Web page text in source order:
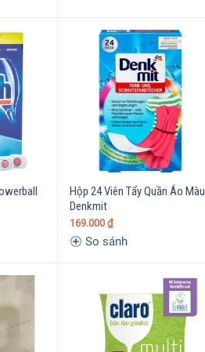
Hộp 24 Viên Tẩy Quần Áo Màu
Denkmit
169.000 ₫
So sánh